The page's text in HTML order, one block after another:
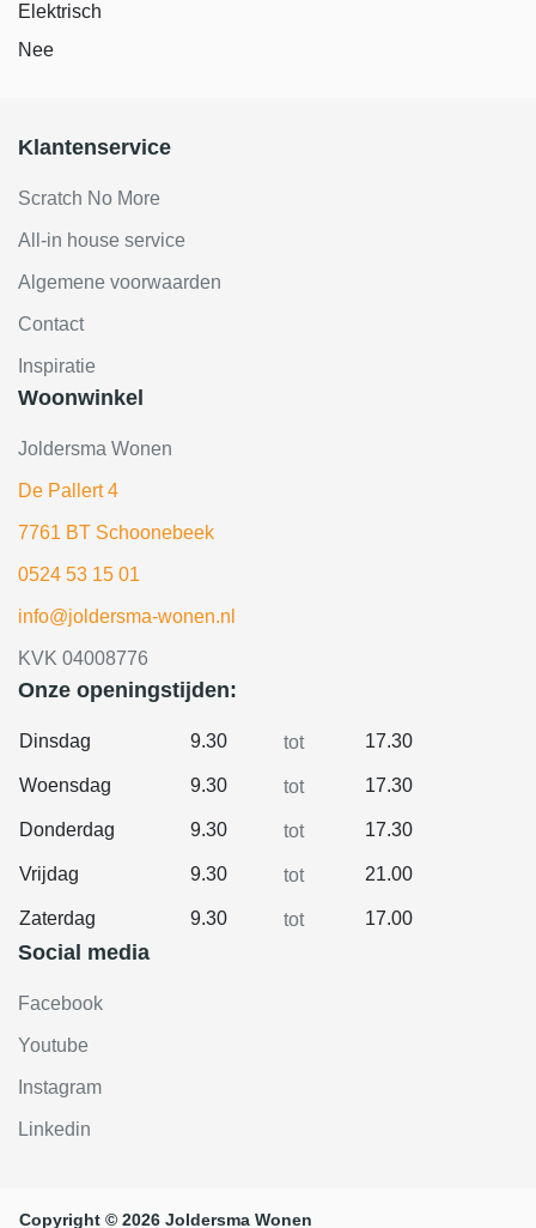
Elektrisch
Nee
Klantenservice
Scratch No More
All-in house service
Algemene voorwaarden
Contact
Inspiratie
Woonwinkel
Joldersma Wonen
De Pallert 4
7761 BT Schoonebeek
0524 53 15 01
info@joldersma-wonen.nl
KVK 04008776
Onze openingstijden:
Dinsdag 9.30 tot 17.30
Woensdag 9.30 tot 17.30
Donderdag 9.30 tot 17.30
Vrijdag 9.30 tot 21.00
Zaterdag 9.30 tot 17.00
Social media
Facebook
Youtube
Instagram
Linkedin
Copyright © 2026 Joldersma Wonen